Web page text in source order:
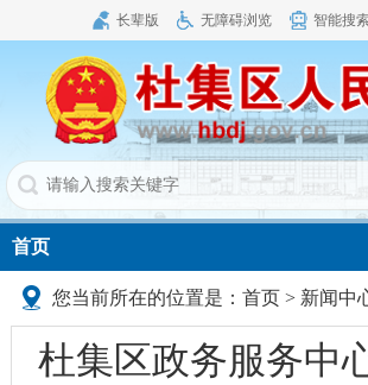
长辈版 无障碍浏览 智能搜
首页
您当前所在的位置是： 首页> 新闻中
杜集区政务服务中